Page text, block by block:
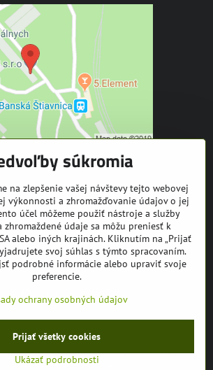
Youtube
©2026Copyright
Zásady ochrany osobných údajov
pomocou:BiznisWeb.sk
súkromia
na zlepšenie vašej návštevy tejto webovej
výkonnosti a zhromažďovanie údajov o jej
účel môžeme použiť nástroje a služby
údaje sa môžu preniesť k
alebo iných krajinách. Kliknutím na „Prijať
svoj súhlas s týmto spracovaním.
podrobné informácie alebo upraviť svoje
preferencie.
ochrany osobných údajov
Ukázať podrobnosti
Prijať všetky cookies